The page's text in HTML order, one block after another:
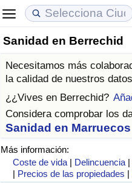
Sanidad en Berrechid
Necesitamos más
la calidad de nuestros
¿¿Vives en Berrechid?
Considera comprobar los
Sanidad en Marruecos
Más información:
Coste de vida | Delincuencia
| Precios de las propiedades |
Coste de vida
Índice de Costo de Vida
Índice de Costo de Vida
Índice de costo de vida
en aqaba
Precios de las propiedades
Índice de Precios de
Índice de Precios de
Índice de Precios de
Calidad de Vida
Índice de Calidad de Vida
Índice de Calidad de Vida
Índice de calidad de vida
Delincuencia